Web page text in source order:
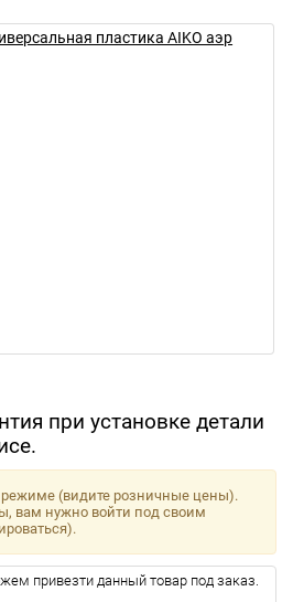
при установке детали
режиме (видите розничные цены).
вам нужно войти под своим
привезти данный товар под заказ.